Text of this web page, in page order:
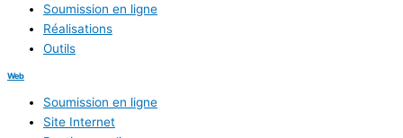
Soumission en ligne
Réalisations
Outils
Web
Soumission en ligne
Site Internet